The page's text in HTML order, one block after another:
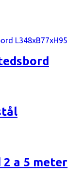
a 5 meter